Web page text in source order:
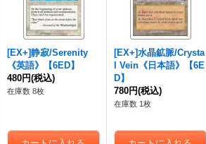
[EX+]静寂/Serenity
《英語》【6ED】
480円(税込)
在庫数 8枚
[EX+]水晶鉱脈/Crysta
l Vein《日本語》【6E
D】
780円(税込)
在庫数 1枚